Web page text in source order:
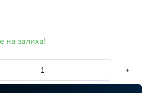
на залиха!
+